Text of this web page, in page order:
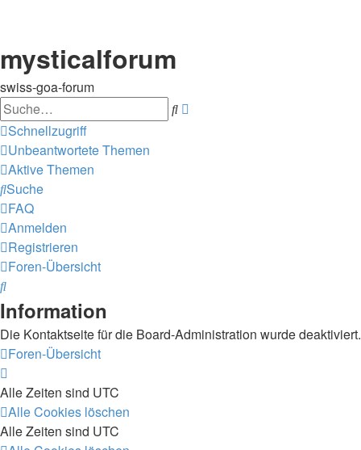
mysticalforum
swiss-goa-forum
Suche
Schnellzugriff
Unbeantwortete Themen
Aktive Themen
Suche
FAQ
Anmelden
Registrieren
Foren-Übersicht
Suche
Information
Die Kontaktseite für die Board-Administration wurde deaktiviert.
Foren-Übersicht
Alle Zeiten sind UTC
Alle Cookies löschen
Alle Zeiten sind UTC